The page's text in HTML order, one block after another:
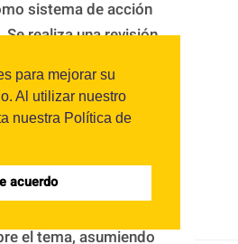
para mejorar su
Al utilizar nuestro
nuestra Política de
acuerdo
sistema de acción
realiza una revisión
tratando de
algunos aspectos
lo que se
económico- político
o humano. Se
el tema, asumiendo